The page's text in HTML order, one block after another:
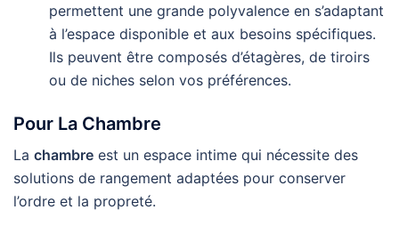
permettent une grande polyvalence en s’adaptant
à l’espace disponible et aux besoins spécifiques.
Ils peuvent être composés d’étagères, de tiroirs
ou de niches selon vos préférences.
Pour La Chambre
La chambre est un espace intime qui nécessite des
solutions de rangement adaptées pour conserver
l’ordre et la propreté.